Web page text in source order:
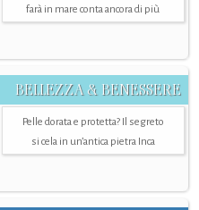
farà in mare conta ancora di più
BELLEZZA & BENESSERE
Pelle dorata e protetta? Il segreto
si cela in un’antica pietra Inca